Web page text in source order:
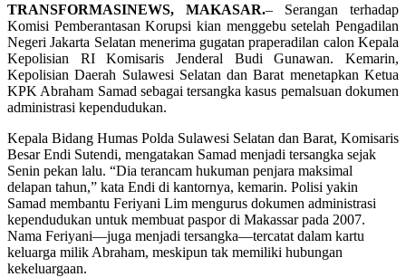
TRANSFORMASINEWS, MAKASAR.– Serangan terhadap
Komisi Pemberantasan Korupsi kian menggebu setelah Pengadilan
Negeri Jakarta Selatan menerima gugatan praperadilan calon Kepala
Kepolisian RI Komisaris Jenderal Budi Gunawan. Kemarin,
Kepolisian Daerah Sulawesi Selatan dan Barat menetapkan Ketua
KPK Abraham Samad sebagai tersangka kasus pemalsuan dokumen
administrasi kependudukan.
Kepala Bidang Humas Polda Sulawesi Selatan dan Barat, Komisaris
Besar Endi Sutendi, mengatakan Samad menjadi tersangka sejak
Senin pekan lalu. “Dia terancam hukuman penjara maksimal
delapan tahun,” kata Endi di kantornya, kemarin. Polisi yakin
Samad membantu Feriyani Lim mengurus dokumen administrasi
kependudukan untuk membuat paspor di Makassar pada 2007.
Nama Feriyani—juga menjadi tersangka—tercatat dalam kartu
keluarga milik Abraham, meskipun tak memiliki hubungan
kekeluargaan.